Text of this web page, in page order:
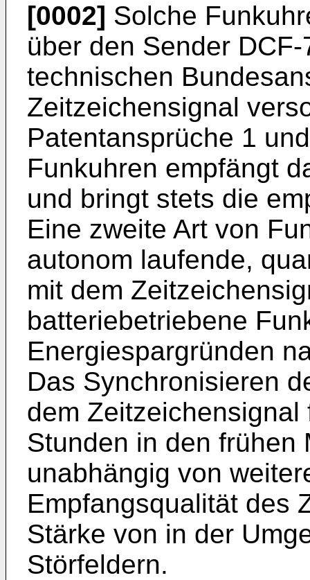
[0002] Solche
über den Sender
technischen
Zeitzeichensignal
Patentansprüche 1
Funkuhren empfängt
und bringt stets die
Eine zweite Art von
autonom laufende,
mit dem
batteriebetriebene
Energiespargründen
Das Synchronisieren
dem
Stunden in den frühen
unabhängig von
Empfangsqualität des
Stärke von in der
Störfeldern.